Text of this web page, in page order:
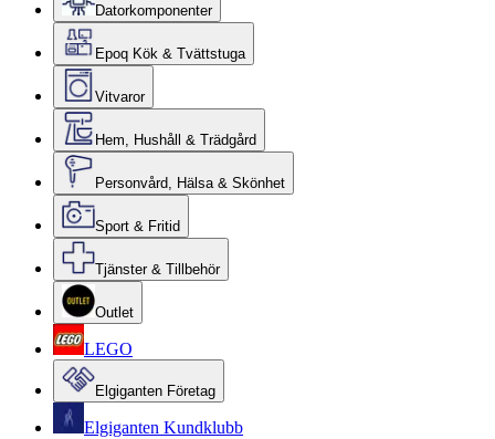
Datorkomponenter
Epoq Kök & Tvättstuga
Vitvaror
Hem, Hushåll & Trädgård
Personvård, Hälsa & Skönhet
Sport & Fritid
Tjänster & Tillbehör
Outlet
LEGO
Elgiganten Företag
Elgiganten Kundklubb